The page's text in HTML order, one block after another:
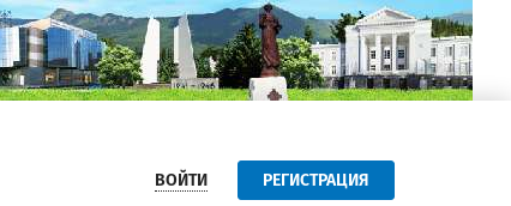
ВОЙТИ РЕГИСТРАЦИЯ